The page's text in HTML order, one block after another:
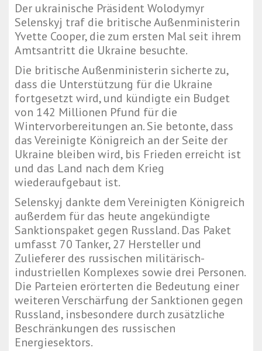
Der ukrainische Präsident Wolodymyr
Selenskyj traf die britische Außenministerin
Yvette Cooper, die zum ersten Mal seit ihrem
Amtsantritt die Ukraine besuchte.
Die britische Außenministerin sicherte zu,
dass die Unterstützung für die Ukraine
fortgesetzt wird, und kündigte ein Budget
von 142 Millionen Pfund für die
Wintervorbereitungen an. Sie betonte, dass
das Vereinigte Königreich an der Seite der
Ukraine bleiben wird, bis Frieden erreicht ist
und das Land nach dem Krieg
wiederaufgebaut ist.
Selenskyj dankte dem Vereinigten Königreich
außerdem für das heute angekündigte
Sanktionspaket gegen Russland. Das Paket
umfasst 70 Tanker, 27 Hersteller und
Zulieferer des russischen militärisch-
industriellen Komplexes sowie drei Personen.
Die Parteien erörterten die Bedeutung einer
weiteren Verschärfung der Sanktionen gegen
Russland, insbesondere durch zusätzliche
Beschränkungen des russischen
Energiesektors.